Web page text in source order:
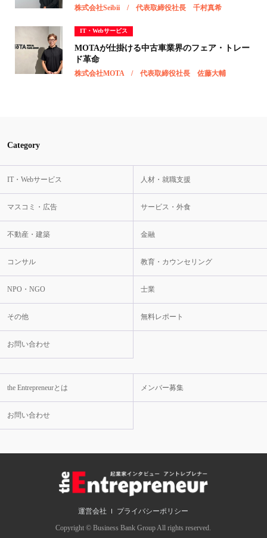
株式会社Seibii / 代表取締役社長 千村真希
IT・Webサービス
MOTAが仕掛ける中古車業界のフェア・トレー
ド革命
株式会社MOTA / 代表取締役社長 佐藤大輔
Category
IT・Webサービス 人材・就職支援
マスコミ・広告 サービス・外食
不動産・建築 金融
コンサル 教育・カウンセリング
NPO・NGO 士業
その他 無料レポート
お問い合わせ
the Entrepreneurとは メンバー募集
お問い合わせ
運営会社
プライバシーポリシー
Copyright © Business Bank Group All rights reserved.